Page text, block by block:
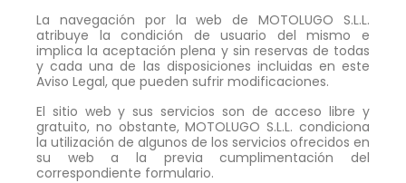
La navegación por la web de MOTOLUGO S.L.L.
atribuye la condición de usuario del mismo e
implica la aceptación plena y sin reservas de todas
y cada una de las disposiciones incluidas en este
Aviso Legal, que pueden sufrir modificaciones.
El sitio web y sus servicios son de acceso libre y
gratuito, no obstante, MOTOLUGO S.L.L. condiciona
la utilización de algunos de los servicios ofrecidos en
su web a la previa cumplimentación del
correspondiente formulario.